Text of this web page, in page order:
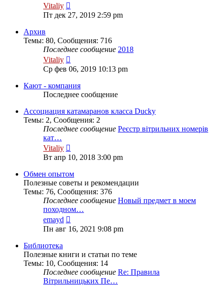
Vitaliy
к
последнему
Пт дек 27, 2019 2:59 pm
Архив
Темы: 80, Сообщения: 716
Последнее сообщение 2018
Vitaliy
к
последнему
сообщению
Ср фев 06, 2019 10:13 pm
Кают - компания
Последнее сообщение
Ассоциация катамаранов класса Ducky
Темы: 2, Сообщения: 2
Последнее сообщение Реєстр вітрильних номерів
кат…
Vitaliy
к
последнему
сообщению
Вт апр 10, 2018 3:00 pm
Обмен опытом
Полезные советы и рекомендации
Темы: 76, Сообщения: 376
Последнее сообщение Новый предмет в моем
походном…
emayd
к
последнему
Пн авг 16, 2021 9:08 pm
Библиотека
Полезные книги и статьи по теме
Темы: 10, Сообщения: 14
Последнее сообщение Re: Правила
Вітрильницьких Пе…